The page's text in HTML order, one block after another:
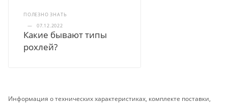
ПОЛЕЗНО ЗНАТЬ
—
07.12.2022
Какие бывают типы
рохлей?
Информация о технических характеристиках, комплекте поставки,